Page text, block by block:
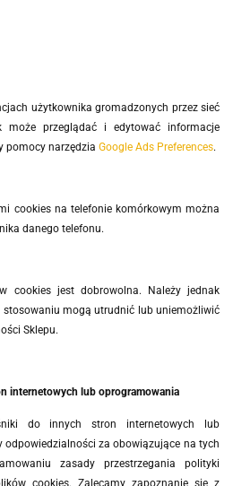
użytkownika gromadzonych przez sieć
może przeglądać i edytować informacje
pomocy narzędzia Google Ads Preferences.
cookies na telefonie komórkowym można
danego telefonu.
cookies jest dobrowolna. Należy jednak
stosowaniu mogą utrudnić lub uniemożliwić
Sklepu.
internetowych lub oprogramowania
do innych stron internetowych lub
za obowiązujące na tych
zasady przestrzegania polityki
cookies. Zalecamy zapoznanie się z